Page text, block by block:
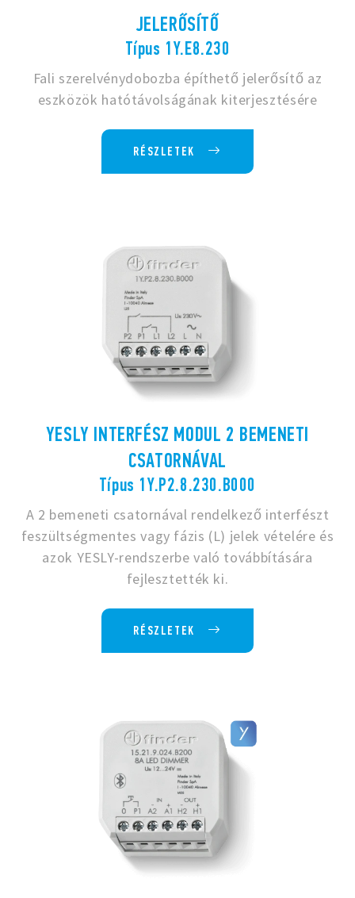
JELERŐSÍTŐ
Típus 1Y.E8.230
Fali szerelvénydobozba építhető jelerősítő az
eszközök hatótávolságának kiterjesztésére
RÉSZLETEK
YESLY INTERFÉSZ MODUL 2 BEMENETI
CSATORNÁVAL
Típus 1Y.P2.8.230.B000
A 2 bemeneti csatornával rendelkező interfészt
feszültségmentes vagy fázis (L) jelek vételére és
azok YESLY-rendszerbe való továbbítására
fejlesztették ki.
RÉSZLETEK